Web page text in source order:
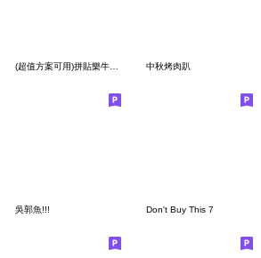
中秋烤肉趴
吳郭魚!!! Don't Buy This 7